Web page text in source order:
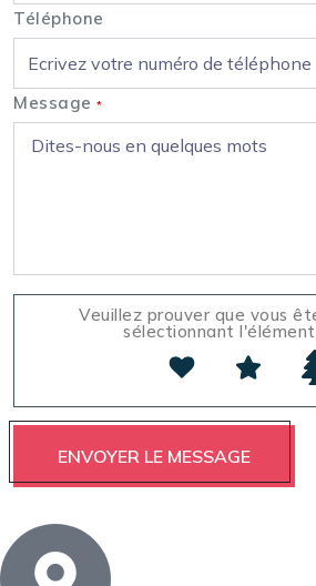
Téléphone
Message *
Veuillez prouver que vous
sélectionnant l'élément